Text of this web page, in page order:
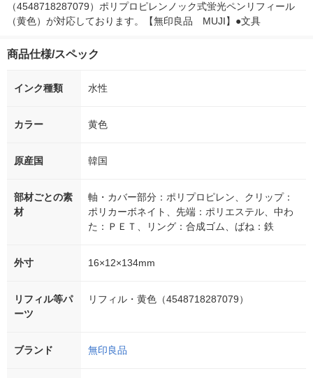
（4548718287079）ポリプロピレンノック式蛍光ペンリフィール
（黄色）が対応しております。【無印良品　MUJI】●文具
商品仕様/スペック
インク種類 水性
カラー 黄色
原産国 韓国
部材ごとの素
材
軸・カバー部分：ポリプロピレン、クリップ：
ポリカーボネイト、先端：ポリエステル、中わ
た：ＰＥＴ、リング：合成ゴム、ばね：鉄
外寸 16×12×134mm
リフィル等パ
ーツ
リフィル・黄色（4548718287079）
ブランド 無印良品